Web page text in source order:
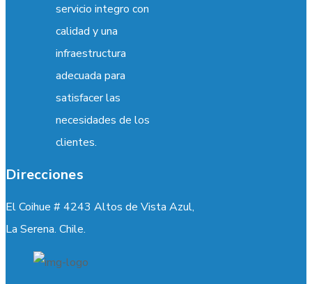
servicio integro con
calidad y una
infraestructura
adecuada para
satisfacer las
necesidades de los
clientes.
Direcciones
El Coihue # 4243 Altos de Vista Azul,
La Serena. Chile.